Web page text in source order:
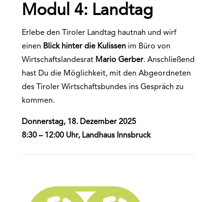
Modul 4: Landtag
Erlebe den Tiroler Landtag hautnah und wirf
einen Blick hinter die Kulissenim Büro von
Wirtschaftslandesrat Mario Gerber. Anschließend
hast Du die Möglichkeit, mit den Abgeordneten
des Tiroler Wirtschaftsbundes ins Gespräch zu
kommen.
Donnerstag, 18. Dezember 2025
8:30 – 12:00 Uhr, Landhaus Innsbruck